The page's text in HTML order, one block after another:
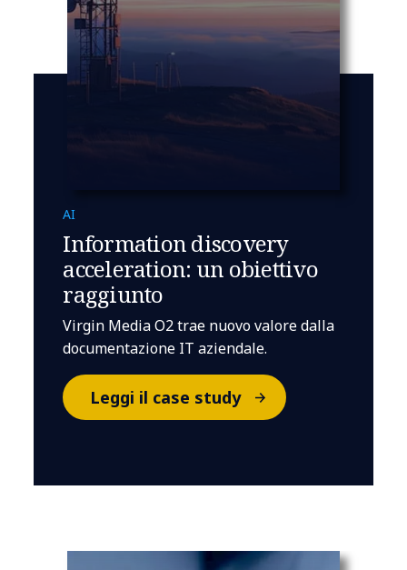
AI
Information discovery
acceleration: un obiettivo
raggiunto
Virgin Media O2 trae nuovo valore dalla
documentazione IT aziendale.
Leggi il case study